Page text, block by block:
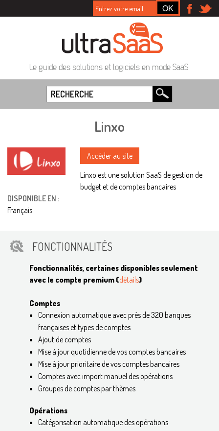
Le guide des solutions et logiciels en mode SaaS
Linxo
Accéder au site
Linxo est une solution SaaS de gestion de
budget et de comptes bancaires
DISPONIBLE EN :
Français
FONCTIONNALITÉS
Fonctionnalités, certaines disponibles seulement
avec le compte premium (détails)
Comptes
Connexion automatique avec près de 320 banques
françaises et types de comptes
Ajout de comptes
Mise à jour quotidienne de vos comptes bancaires
Mise à jour prioritaire de vos comptes bancaires
Comptes avec import manuel des opérations
Groupes de comptes par thèmes
Opérations
Catégorisation automatique des opérations